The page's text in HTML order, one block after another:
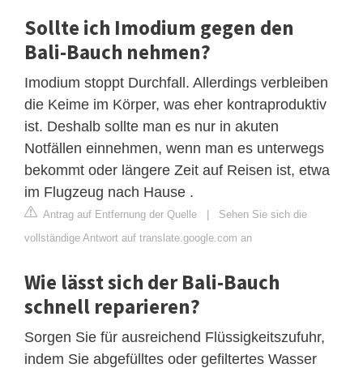
Sollte ich Imodium gegen den
Bali-Bauch nehmen?
Imodium stoppt Durchfall. Allerdings verbleiben
die Keime im Körper, was eher kontraproduktiv
ist. Deshalb sollte man es nur in akuten
Notfällen einnehmen, wenn man es unterwegs
bekommt oder längere Zeit auf Reisen ist, etwa
im Flugzeug nach Hause .
Antrag auf Entfernung der Quelle | Sehen Sie sich die
vollständige Antwort auf translate.google.com an
Wie lässt sich der Bali-Bauch
schnell reparieren?
Sorgen Sie für ausreichend Flüssigkeitszufuhr,
indem Sie abgefülltes oder gefiltertes Wasser